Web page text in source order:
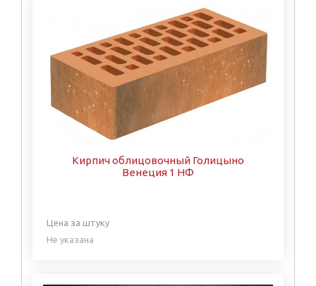
Кирпич облицовочный Голицыно
Венеция 1 НФ
Цена за штуку
Не указана